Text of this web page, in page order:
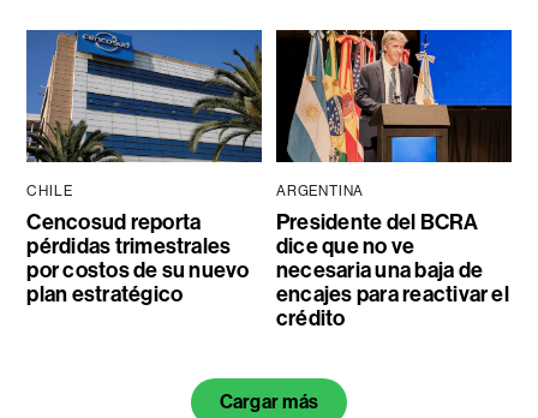
CHILE
Cencosud reporta
pérdidas trimestrales
por costos de su nuevo
plan estratégico
ARGENTINA
Presidente del BCRA
dice que no ve
necesaria una baja de
encajes para reactivar el
crédito
Cargar más